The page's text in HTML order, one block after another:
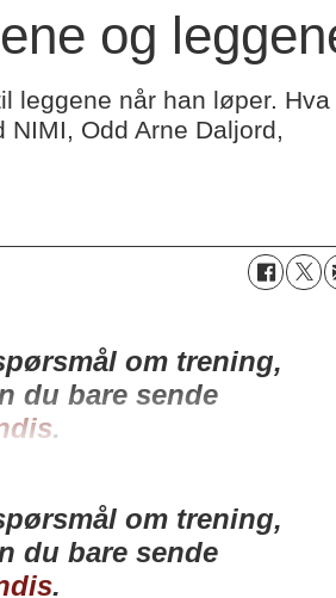
og
leggene når han løper. Hva
Odd Arne Daljord,
om trening,
du bare sende
.
om trening,
du bare sende
.